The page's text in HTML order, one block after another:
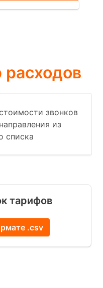
расходов
звонков
из
списка
тарифов
.csv